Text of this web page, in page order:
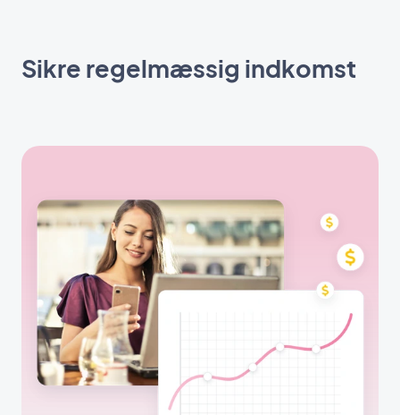
Sikre regelmæssig indkomst